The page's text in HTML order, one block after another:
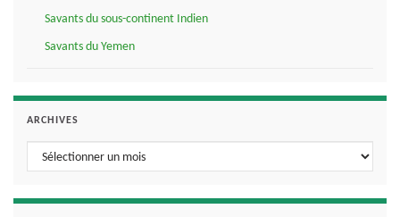
Savants du sous-continent Indien
Savants du Yemen
ARCHIVES
Archives